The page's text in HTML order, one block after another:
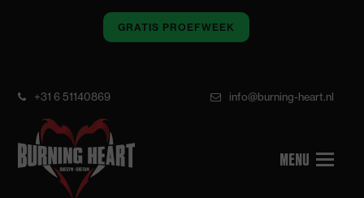
GRATIS PROEFWEEK
+31 6 51140869 info@burning-heart.nl